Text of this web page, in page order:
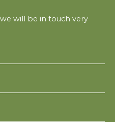
will be in touch very